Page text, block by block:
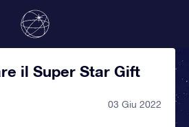
il Super Star Gift
03 Giu 2022